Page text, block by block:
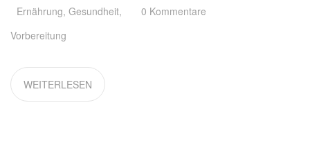
Ernährung, Gesundheit,
Vorbereitung
0 Kommentare
WEITERLESEN